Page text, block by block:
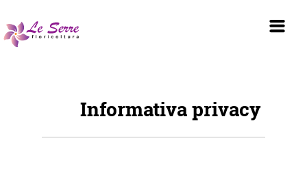
Informativa privacy